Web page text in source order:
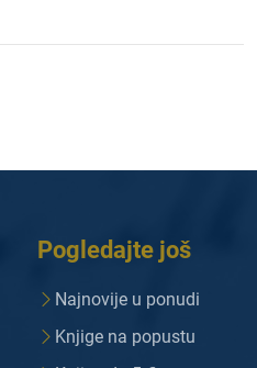
Pogledajte još
Najnovije u ponudi
Knjige na popustu